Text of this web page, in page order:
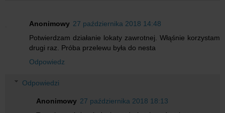
Anonimowy 27 października 2018 14:48
Potwierdzam działanie lokaty zawrotnej. Włąśnie korzystam
drugi raz. Próba przelewu była do nesta
Odpowiedz
Odpowiedzi
Anonimowy 27 października 2018 18:13